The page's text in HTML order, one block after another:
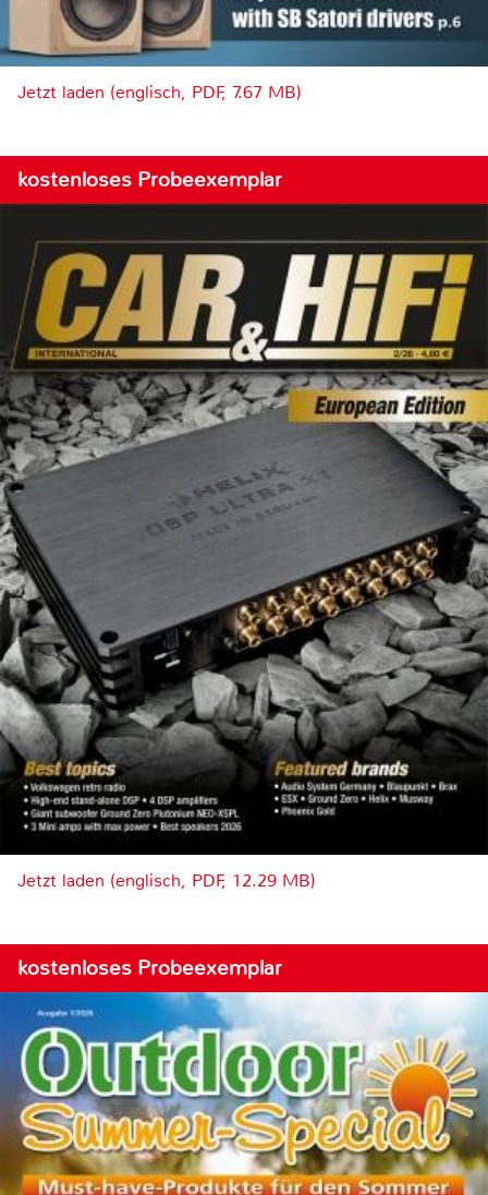
Jetzt laden (englisch, PDF, 7.67 MB)
kostenloses Probeexemplar
Jetzt laden (englisch, PDF, 12.29 MB)
kostenloses Probeexemplar